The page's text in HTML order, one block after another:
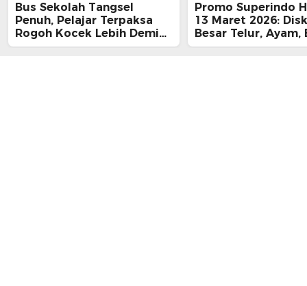
Bus Sekolah Tangsel
Penuh, Pelajar Terpaksa
Rogoh Kocek Lebih Demi
Tiba Tepat Waktu
Promo Superindo
13 Maret 2026:
Besar Telur, Ayam,
hingga Daging,